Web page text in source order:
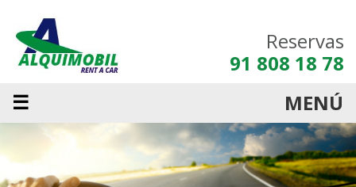
Reservas
91 808 18 78
☰
MENÚ